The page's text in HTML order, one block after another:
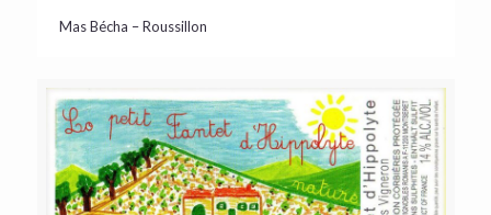
Mas Bécha – Roussillon